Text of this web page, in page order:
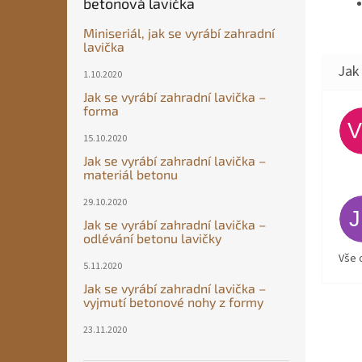
Miniseriál, jak se vyrábí zahradní
lavička
1.10.2020
Jak se vyrábí zahradní lavička –
forma
15.10.2020
Jak se vyrábí zahradní lavička –
materiál betonu
29.10.2020
Jak se vyrábí zahradní lavička –
odlévání betonu lavičky
5.11.2020
Jak se vyrábí zahradní lavička –
vyjmutí betonové nohy z formy
23.11.2020
Vše